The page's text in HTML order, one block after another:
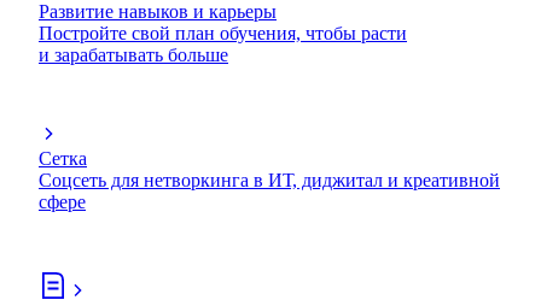
Развитие навыков и карьеры
Постройте свой план обучения, чтобы расти
и зарабатывать больше
Сетка
Соцсеть для нетворкинга в ИТ, диджитал и креативной
сфере